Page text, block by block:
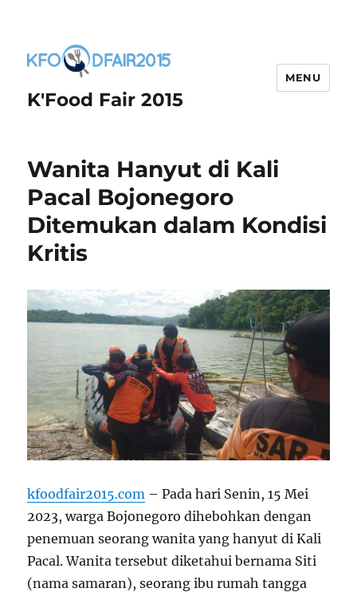
K'Food Fair 2015
MENU
Wanita Hanyut di Kali
Pacal Bojonegoro
Ditemukan dalam Kondisi
Kritis
kfoodfair2015.com – Pada hari Senin, 15 Mei
2023, warga Bojonegoro dihebohkan dengan
penemuan seorang wanita yang hanyut di Kali
Pacal. Wanita tersebut diketahui bernama Siti
(nama samaran), seorang ibu rumah tangga